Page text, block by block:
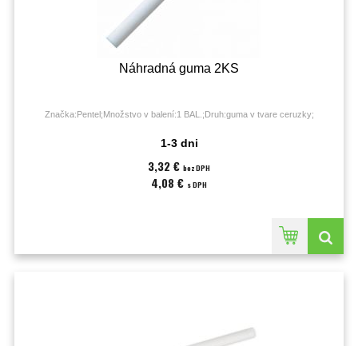
Náhradná guma 2KS
Značka:Pentel;Množstvo v balení:1 BAL.;Druh:guma v tvare ceruzky;
1-3 dni
3,32 € bez DPH
4,08 € s DPH